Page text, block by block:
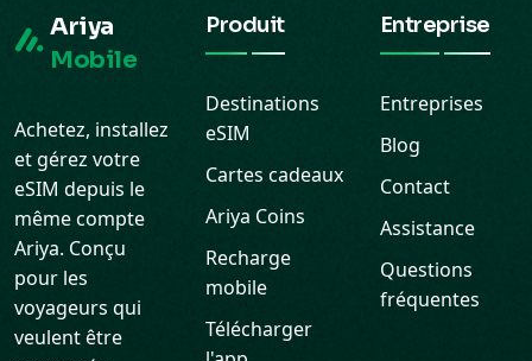
Ariya
Mobile
Achetez, installez
et gérez votre
eSIM depuis le
même compte
Ariya. Conçu
pour les
voyageurs qui
veulent être
Produit
Destinations
eSIM
Cartes cadeaux
Ariya Coins
Recharge
mobile
Télécharger
Entreprise
Entreprises
Blog
Contact
Assistance
Questions
fréquentes